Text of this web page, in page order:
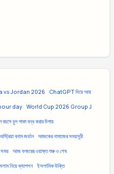
vs Jordan 2026 ChatGPT দিয়ে আয়
day World Cup 2026 Group J
বয়সে চুল পাকা বন্ধ করার উপায়
অস্ট্রিয়া বনাম জর্ডান আজকের নামাজের সময়সূচী
সময় আজ ফজরের ওয়াক্ত শুরু ও শেষ
নিয়ে ক্যাপশন ইসলামিক উক্তি